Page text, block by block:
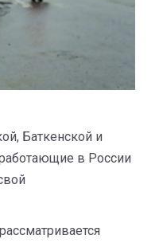
Баткенской и
в России